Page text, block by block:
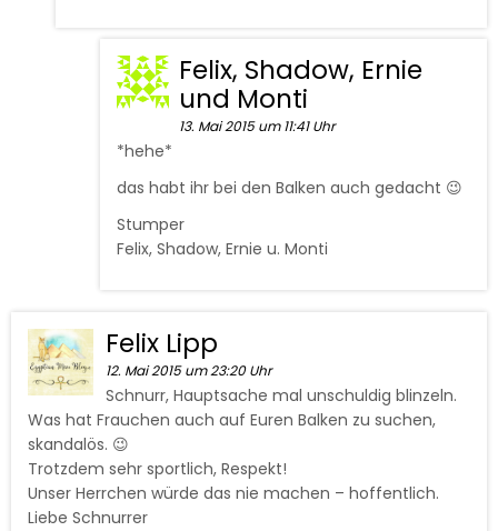
Felix, Shadow, Ernie
und Monti
13. Mai 2015 um 11:41 Uhr
*hehe*
das habt ihr bei den Balken auch gedacht 😉
Stumper
Felix, Shadow, Ernie u. Monti
Felix Lipp
12. Mai 2015 um 23:20 Uhr
Schnurr, Hauptsache mal unschuldig blinzeln.
Was hat Frauchen auch auf Euren Balken zu suchen,
skandalös. 😉
Trotzdem sehr sportlich, Respekt!
Unser Herrchen würde das nie machen – hoffentlich.
Liebe Schnurrer